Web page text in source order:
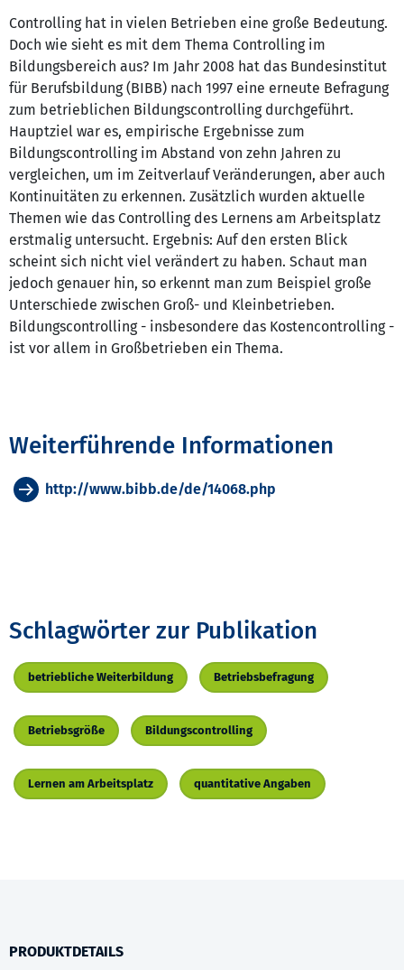
Controlling hat in vielen Betrieben eine große Bedeutung.
Doch wie sieht es mit dem Thema Controlling im
Bildungsbereich aus? Im Jahr 2008 hat das Bundesinstitut
für Berufsbildung (BIBB) nach 1997 eine erneute Befragung
zum betrieblichen Bildungscontrolling durchgeführt.
Hauptziel war es, empirische Ergebnisse zum
Bildungscontrolling im Abstand von zehn Jahren zu
vergleichen, um im Zeitverlauf Veränderungen, aber auch
Kontinuitäten zu erkennen. Zusätzlich wurden aktuelle
Themen wie das Controlling des Lernens am Arbeitsplatz
erstmalig untersucht. Ergebnis: Auf den ersten Blick
scheint sich nicht viel verändert zu haben. Schaut man
jedoch genauer hin, so erkennt man zum Beispiel große
Unterschiede zwischen Groß- und Kleinbetrieben.
Bildungscontrolling - insbesondere das Kostencontrolling -
ist vor allem in Großbetrieben ein Thema.
Weiterführende Informationen
http://www.bibb.de/de/14068.php
Schlagwörter zur Publikation
betriebliche Weiterbildung Betriebsbefragung
Betriebsgröße Bildungscontrolling
Lernen am Arbeitsplatz quantitative Angaben
PRODUKTDETAILS